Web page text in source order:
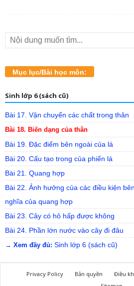
Mục lục/Bài học môn:
Sinh lớp 6 (sách cũ)
Bài 17. Vận chuyển các chất trong thân
Bài 18. Biến dạng của thân
Bài 19. Đặc điểm bên ngoài của lá
Bài 20. Cấu tạo trong của phiến lá
Bài 21. Quang hợp
Bài 22. Ảnh hưởng của các điều kiện
nghĩa của quang hợp
Bài 23. Cây có hô hấp được không
Bài 24. Phần lớn nước vào cây đi đâu
→ Xem đầy đủ: Sinh lớp 6 (sách cũ)
Privacy Policy Bản quyền Điều